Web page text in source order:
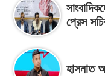
প্রেস
হাসনাত